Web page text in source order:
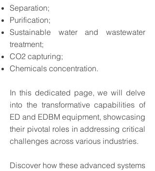
Separation;
Purification;
Sustainable water and wastewater
treatment;
CO2 capturing;
Chemicals concentration.
In this dedicated page, we will delve
into the transformative capabilities of
ED and EDBM equipment, showcasing
their pivotal roles in addressing critical
challenges across various industries.
Discover how these advanced systems